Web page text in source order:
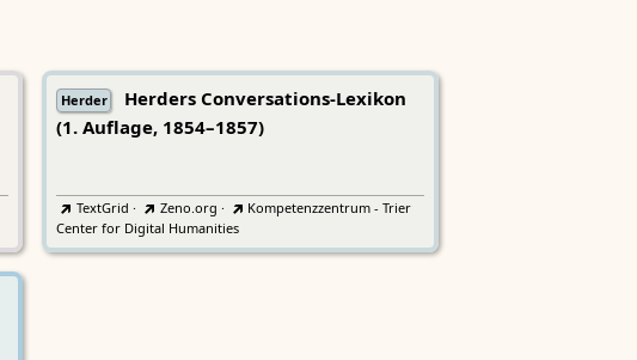
Herder
Herders Conversations-Lexikon
(1. Auflage, 1854–1857)
TextGrid · Zeno.org ·
Kompetenzzentrum - Trier
Center for Digital Humanities